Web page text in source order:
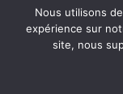
Nous utilisons
expérience sur
site, nous